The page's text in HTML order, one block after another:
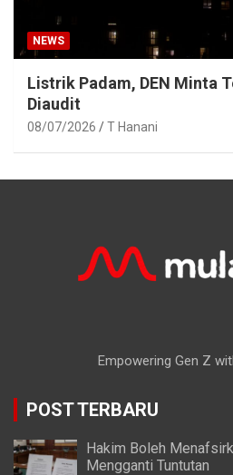
NEWS
Listrik Padam, DEN Minta
Diaudit
08/07/2026 T Hanani
Empowering Gen Z
POST TERBARU
Hakim Boleh
Mengganti Tuntutan